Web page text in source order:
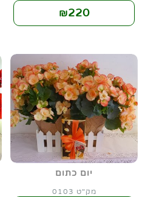
₪220
יום כתום
מק"ט 0103